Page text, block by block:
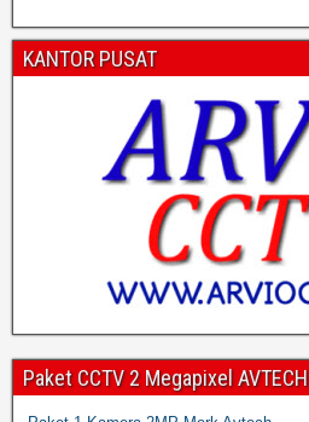
KANTOR PUSAT
Paket CCTV 2 Megapixel AVTECH